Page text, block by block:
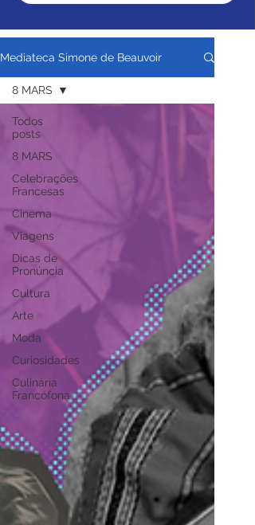
Mediateca Simone de Beauvoir
Todos
posts
8 MARS
Celebrações
Francesas
Cinema
Viagens
Dicas de
Pronúncia
Cultura
Arte
Moda
Curiosidades
Culinária
Francófona
8 MARS